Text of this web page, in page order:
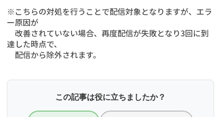
※こちらの対処を行うことで配信対象となりますが、エラ
ー原因が
改善されていない場合、再度配信が失敗となり3回に到
達した時点で、
配信から除外されます。
この記事は役に立ちましたか？